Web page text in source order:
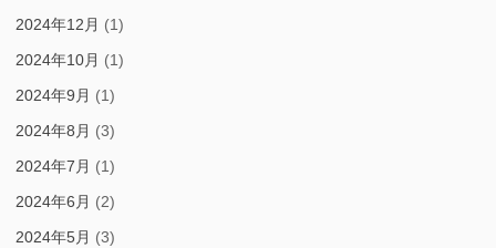
2024年12月 (1)
2024年10月 (1)
2024年9月 (1)
2024年8月 (3)
2024年7月 (1)
2024年6月 (2)
2024年5月 (3)